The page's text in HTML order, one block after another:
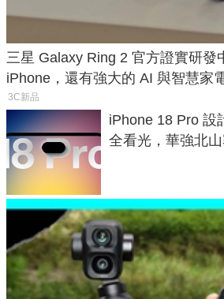
三星 Galaxy Ring 2 官方證實研發
iPhone，還有強大的 AI 與智慧家
3C新品
iPhone 18 Pro 設
全看光，華強北